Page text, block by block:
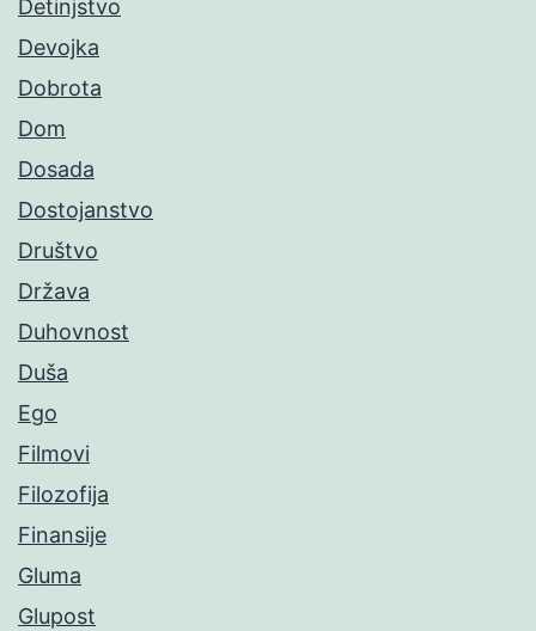
Detinjstvo
Devojka
Dobrota
Dom
Dosada
Dostojanstvo
Društvo
Država
Duhovnost
Duša
Ego
Filmovi
Filozofija
Finansije
Gluma
Glupost